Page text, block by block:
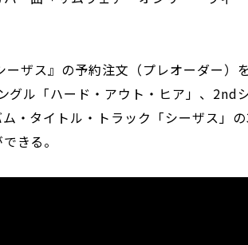
ザス』の予約注文（プレオーダー）
グル「ハード・アウト・ヒア」、2nd
・タイトル・トラック「シーザス」
きる。